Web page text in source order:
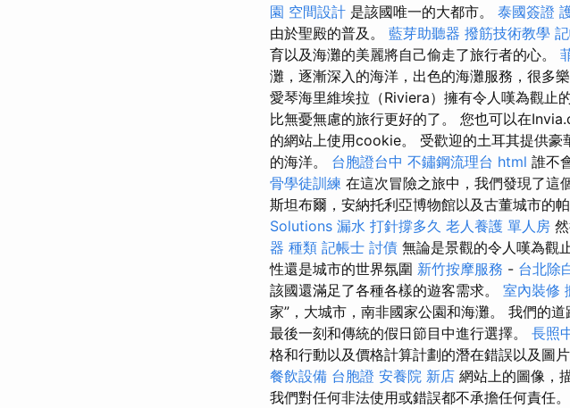
園 空間設計 是該國唯一的大都市。 泰國簽證
由於聖殿的普及。 藍芽助聽器 撥筋技術教學
育以及海灘的美麗將自己偷走了旅行者的心。
灘，逐漸深入的海洋，出色的海灘服務，很多
愛琴海里維埃拉（Riviera）擁有令人嘆為觀止
比無憂無慮的旅行更好的了。 您也可以在
的網站上使用cookie。 受歡迎的土耳其提供
的海洋。 台胞證台中 不鏽鋼流理台 html 誰不
骨學徒訓練 在這次冒險之旅中，我們發現了這
斯坦布爾，安納托利亞博物館以及古董城市的
Solutions 漏水 打針撐多久 老人養護 單人房
器 種類 記帳士 討債 無論是景觀的令人嘆為觀
性還是城市的世界氛圍 新竹按摩服務 - 台北除
該國還滿足了各種各樣的遊客需求。 室內裝修
家”，大城市，南非國家公園和海灘。 我們的
最後一刻和傳統的假日節目中進行選擇。 長照
格和行動以及價格計算計劃的潛在錯誤以及圖
餐飲設備 台胞證 安養院 新店 網站上的圖像，
我們對任何非法使用或錯誤都不承擔任何責任。